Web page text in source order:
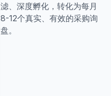
滤、深度孵化，转化为每月
8-12个真实、有效的采购询
盘。